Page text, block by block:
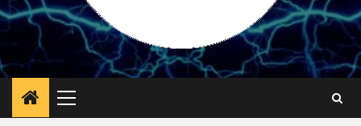
Menú
principal